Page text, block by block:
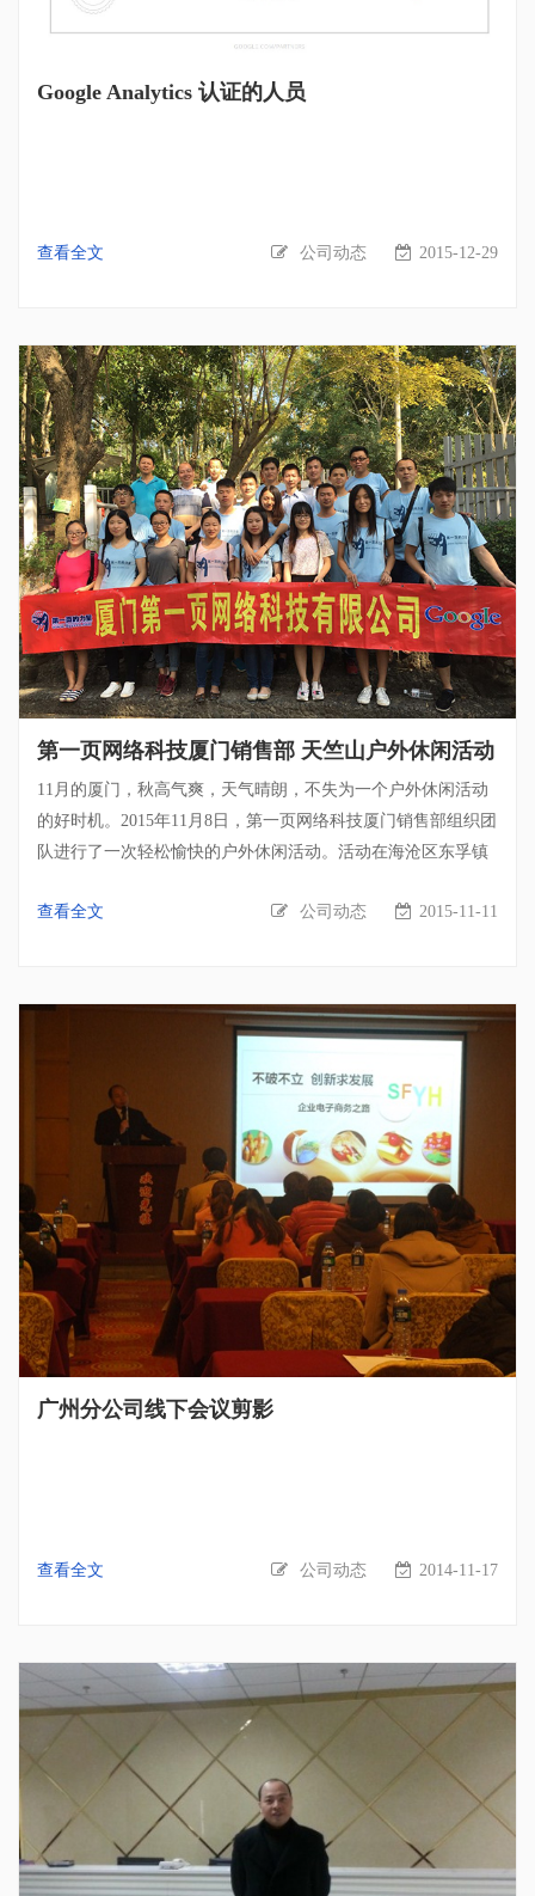
Google Analytics 认证的人员
查看全文 公司动态 2015-12-29
第一页网络科技厦门销售部 天竺山户外休闲活动
11月的厦门，秋高气爽，天气晴朗，不失为一个户外休闲活动
的好时机。2015年11月8日，第一页网络科技厦门销售部组织团
队进行了一次轻松愉快的户外休闲活动。活动在海沧区东孚镇
们团队的成员能够在工作之余，尽情地亲近大自然，释放工作
体验豆腐作坊最原始的石磨制作工序 品尝朴实天然的经典美味
活动PART2：登山 在品尝了客家妈妈豆腐坊新鲜出炉的美味豆
腐花后，我们的团队开始浩浩荡荡的登山之旅。虽然11月的厦
门，反常的30几度高温让登山的我们大汗淋漓，筋疲力尽，却
阻挡不了我们的团队登上高处的迫切心情。登山的旅程就犹如
向前迈进的人生，虽然长途跋涉，路途艰辛，但只要勇往直
前，拼搏向上，就能登上属于自己的高峰。瞧，一个多么有激
情，有活力的团队，在登山途中的有歌声，有欢笑，互相帮
助，你追我赶，一个正朝着同一目的地前进的团队，正是那个
在工作中一如既往地为同一个目标团结拼搏的团队。 大伙儿大
步向前走 登上高处，一览众山小 活动PART3：钓鱼 都说钓
鱼，要用心钓。静下心，沉住气，耐心等待，鱼儿就一定会上
钩。看，这个团队的伙伴们都迫不及待地来到河塘钓鱼区，开
始体验钓鱼的乐趣和真谛。每钓到一条鱼，小伙伴都是一阵喧
作还是生活，做许多事情的时候，只要掌握了技巧，再多花点
上钩 哇！鱼儿终于上钩了，太开心了！ 大家收获不少哦 在伙
伴们充实的钓鱼体验之后，第一页网络科技厦门销售部组织的
户外休闲活动结束了。团队的每一位伙伴不仅在活动中体验到
了乐趣，增强了团队成员之间的交流，还收获到属于自己的一
份感悟。活力团队，勇往直前，加油第一页！
查看全文 公司动态 2015-11-11
广州分公司线下会议剪影
查看全文 公司动态 2014-11-17